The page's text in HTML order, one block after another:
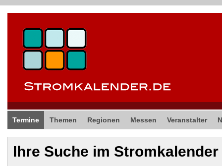
Termine Themen Regionen Messen Veranstalter
Ihre Suche im Stromkalender